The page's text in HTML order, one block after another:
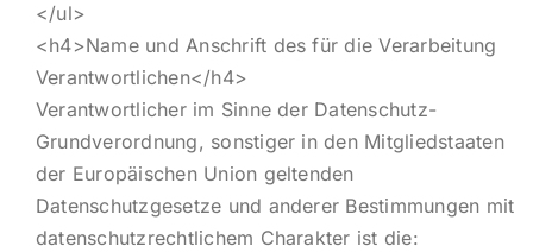
</ul>
<h4>Name und Anschrift des für die Verarbeitung
Verantwortlichen</h4>
Verantwortlicher im Sinne der Datenschutz-
Grundverordnung, sonstiger in den Mitgliedstaaten
der Europäischen Union geltenden
Datenschutzgesetze und anderer Bestimmungen mit
datenschutzrechtlichem Charakter ist die: